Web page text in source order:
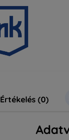
Értékelés (0)